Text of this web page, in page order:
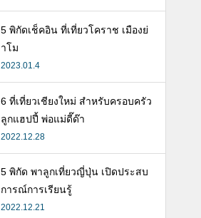
5 พิกัดเช็คอิน ที่เที่ยวโคราช เมืองย่
าโม
2023.01.4
6 ที่เที่ยวเชียงใหม่ สำหรับครอบครัว
ลูกแฮปปี้ พ่อแม่ดี๊ด๊า
2022.12.28
5 พิกัด พาลูกเที่ยวญี่ปุ่น เปิดประสบ
การณ์การเรียนรู้
2022.12.21